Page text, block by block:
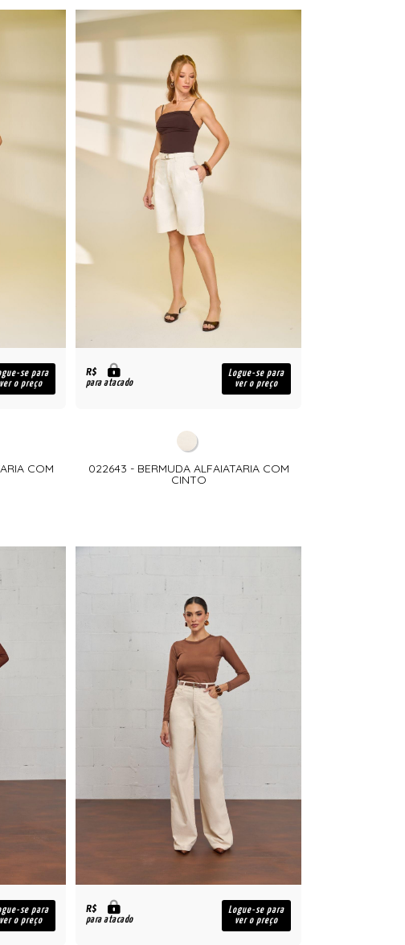
se para
ver o preço
COM
R$
para atacado
Logue-se para
ver o preço
022643 - BERMUDA ALFAIATARIA COM
CINTO
se para
ver o preço
R$
para atacado
Logue-se para
ver o preço